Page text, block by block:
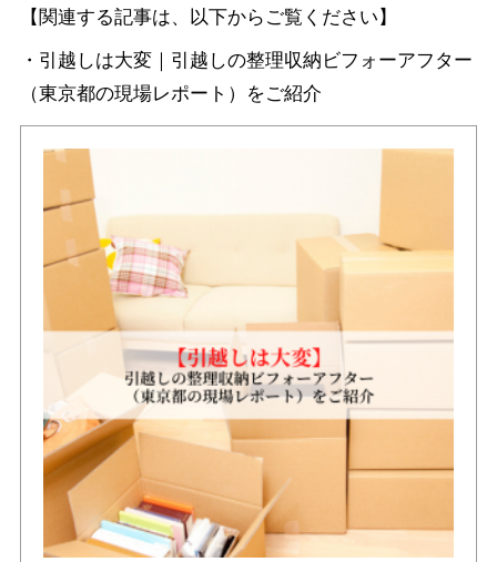
【関連する記事は、以下からご覧ください】
・引越しは大変｜引越しの整理収納ビフォーアフター
（東京都の現場レポート）をご紹介